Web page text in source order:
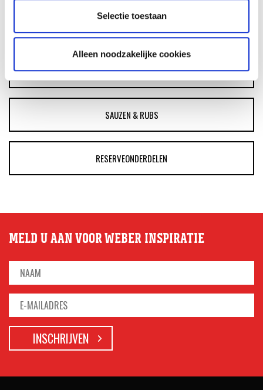
Selectie toestaan
Alleen noodzakelijke cookies
ACCESSOIRES
SAUZEN & RUBS
RESERVEONDERDELEN
MELD U AAN VOOR WEBER INSPIRATIE